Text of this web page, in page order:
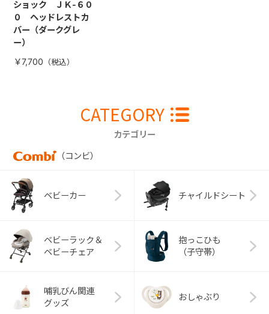
ショック ＪＫ-６０
０ ヘッドレストカ
バー（ダークグレ
ー）
￥7,700
CATEGORY
カテゴリー
（コンビ）
ベビーカー チャイルドシート
ベビーラック＆
ベビーチェア
抱っこひも
（子守帯）
哺乳びん関連
グッズ
おしゃぶり